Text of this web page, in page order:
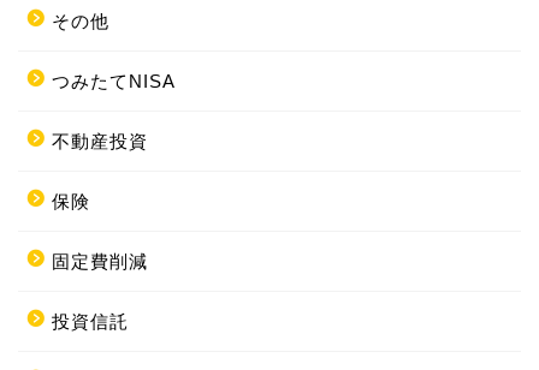
その他
つみたてNISA
不動産投資
保険
固定費削減
投資信託